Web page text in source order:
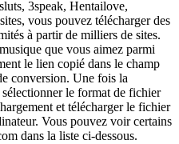
3speak, Hentailove,
vous pouvez télécharger des
à partir de milliers de sites.
que vous aimez parmi
le lien copié dans le champ
conversion. Une fois la
le format de fichier
et télécharger le fichier
Vous pouvez voir certains
dans la liste ci-dessous.